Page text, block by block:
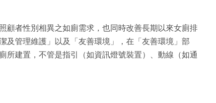
顧者性別相異之如廁需求，也同時改善長期以來女廁排
及管理維護」以及「友善環境」，在「友善環境」部
所建置，不管是指引（如資訊燈號裝置）、動線（如通